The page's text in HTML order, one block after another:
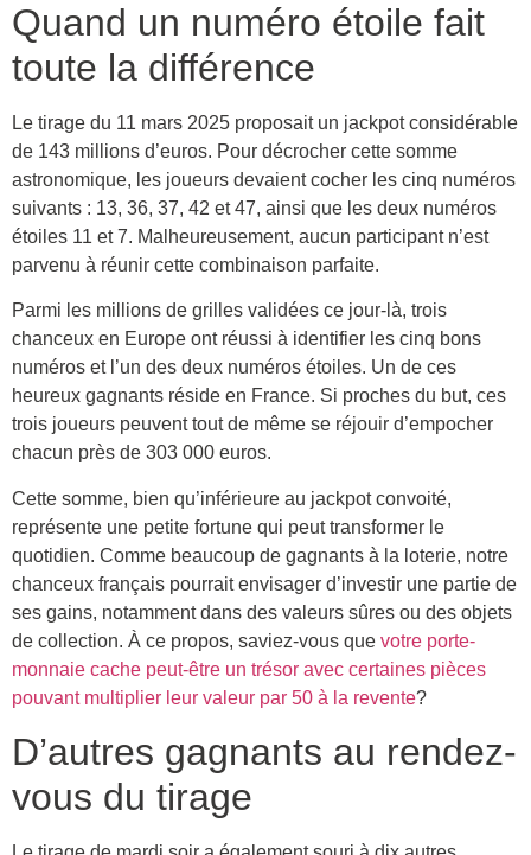
Quand un numéro étoile fait
toute la différence
Le tirage du 11 mars 2025 proposait un jackpot considérable
de 143 millions d’euros. Pour décrocher cette somme
astronomique, les joueurs devaient cocher les cinq numéros
suivants : 13, 36, 37, 42 et 47, ainsi que les deux numéros
étoiles 11 et 7. Malheureusement, aucun participant n’est
parvenu à réunir cette combinaison parfaite.
Parmi les millions de grilles validées ce jour-là, trois
chanceux en Europe ont réussi à identifier les cinq bons
numéros et l’un des deux numéros étoiles. Un de ces
heureux gagnants réside en France. Si proches du but, ces
trois joueurs peuvent tout de même se réjouir d’empocher
chacun près de 303 000 euros.
Cette somme, bien qu’inférieure au jackpot convoité,
représente une petite fortune qui peut transformer le
quotidien. Comme beaucoup de gagnants à la loterie, notre
chanceux français pourrait envisager d’investir une partie de
ses gains, notamment dans des valeurs sûres ou des objets
de collection. À ce propos, saviez-vous que votre porte-
monnaie cache peut-être un trésor avec certaines pièces
pouvant multiplier leur valeur par 50 à la revente?
D’autres gagnants au rendez-
vous du tirage